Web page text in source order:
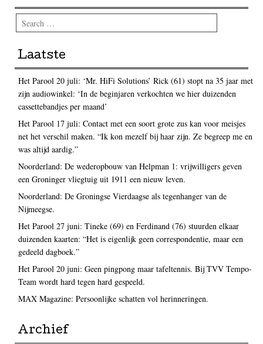
Search
Laatste
Het Parool 20 juli: ‘Mr. HiFi Solutions’ Rick (61) stopt na 35 jaar met
zijn audiowinkel: ‘In de beginjaren verkochten we hier duizenden
cassettebandjes per maand’
Het Parool 17 juli: Contact met een soort grote zus kan voor meisjes
net het verschil maken. “Ik kon mezelf bij haar zijn. Ze begreep me en
was altijd aardig.”
Noorderland: De wederopbouw van Helpman 1: vrijwilligers geven
een Groninger vliegtuig uit 1911 een nieuw leven.
Noorderland: De Groningse Vierdaagse als tegenhanger van de
Nijmeegse.
Het Parool 27 juni: Tineke (69) en Ferdinand (76) stuurden elkaar
duizenden kaarten: “Het is eigenlijk geen correspondentie, maar een
gedeeld dagboek.”
Het Parool 20 juni: Geen pingpong maar tafeltennis. Bij TVV Tempo-
Team wordt hard tegen hard gespeeld.
MAX Magazine: Persoonlijke schatten vol herinneringen.
Archief